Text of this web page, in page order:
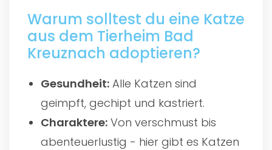
Warum solltest du eine Katze
aus dem Tierheim Bad
Kreuznach adoptieren?
Gesundheit: Alle Katzen sind
geimpft, gechipt und kastriert.
Charaktere: Von verschmust bis
abenteuerlustig - hier gibt es Katzen